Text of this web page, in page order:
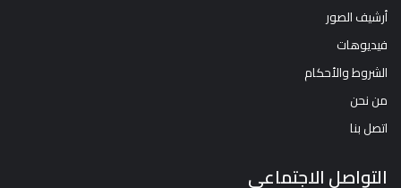
اعداد المجلة
أرشيف الصور
فيديوهات
الشروط والأحكام
من نحن